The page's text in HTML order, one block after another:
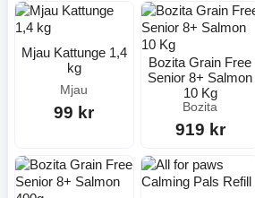
Mjau Kattunge 1,4
kg
Mjau
99 kr
Bozita Grain Free
Senior 8+ Salmon
10 Kg
Bozita
919 kr